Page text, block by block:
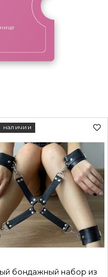
бондажный набор из
наличии